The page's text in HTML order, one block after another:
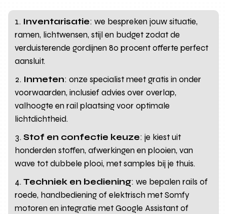
Inventarisatie: we bespreken jouw situatie,
ramen, lichtwensen, stijl en budget zodat de
verduisterende gordijnen 80 procent offerte perfect
aansluit.
Inmeten: onze specialist meet gratis in onder
voorwaarden, inclusief advies over overlap,
valhoogte en rail plaatsing voor optimale
lichtdichtheid.
Stof en confectie keuze: je kiest uit
honderden stoffen, afwerkingen en plooien, van
wave tot dubbele plooi, met samples bij je thuis.
Techniek en bediening: we bepalen rails of
roede, handbediening of elektrisch met Somfy
motoren en integratie met Google Assistant of